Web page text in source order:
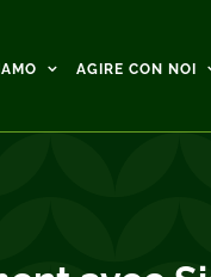
AGIRE CON NOI